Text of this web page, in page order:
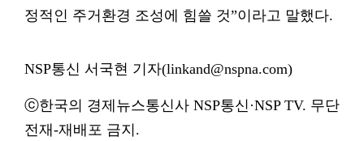
정적인 주거환경 조성에 힘쓸 것”이라고 말했다.
NSP통신 서국현 기자(linkand@nspna.com)
ⓒ한국의 경제뉴스통신사 NSP통신·NSP TV. 무단
전재-재배포 금지.